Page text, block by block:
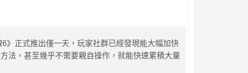
》正式推出僅一天，玩家社群已經發現能大幅加快
法，甚至幾乎不需要親自操作，就能快速累積大量